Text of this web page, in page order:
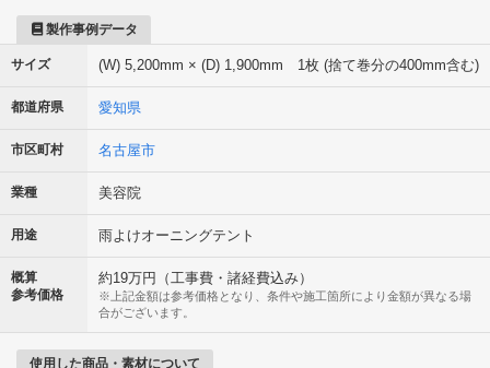
製作事例データ
サイズ (W) 5,200mm × (D) 1,900mm 1枚 (捨て巻分の400mm含む)
都道府県 愛知県
市区町村 名古屋市
業種 美容院
用途 雨よけオーニングテント
概算
参考価格
約19万円（工事費・諸経費込み）
※上記金額は参考価格となり、条件や施工箇所により金額が異なる場
合がございます。
使用した商品・素材について